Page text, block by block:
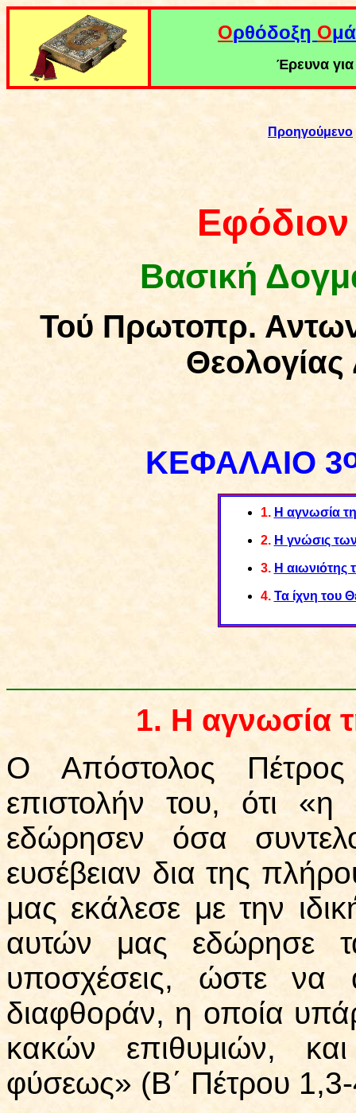
Ορθόδοξη Ο
Έρευνα για
Προηγούμενο
Βασική
Τού Πρωτοπρ.
ΚΕΦΑΛΑΙΟ 3
1. Η αγνωσία
2. Η γνώσις
3. Η αιωνιότης
4. Τα ίχνη του
1. Η αγνωσία
Ο Απόστολος Πέτρος
επιστολήν του, ότι
εδώρησεν όσα
ευσέβειαν δια της
μας εκάλεσε με την
αυτών μας εδώρησε
υποσχέσεις, ώστε να
διαφθοράν, η οποία
κακών επιθυμιών,
φύσεως» (Β΄ Πέτρου